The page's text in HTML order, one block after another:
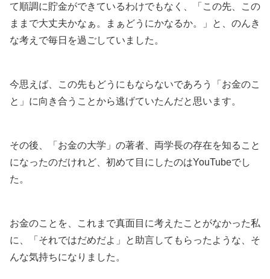
て順調に貯金ができているわけでもなく、「この先、この
ままで大丈夫かなぁ。まぁどうにかなるか。」と、のんき
な考えで毎日を過ごしていました。
今思えば、この先もどうにもならないであろう「お金のこ
と」に向き合うことから逃げていたんだと思います。
その後、「お金の大学」の著者、両学長の存在を知ること
になったのだけれど、初めて目にしたのはYouTubeでし
た。
お金のことを、これまで真面目に考えたことがなかった私
に、「それではだめだよ」と助言してもらったような、そ
んな気持ちになりました。